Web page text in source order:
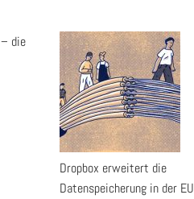
die
Dropbox erweitert die
Datenspeicherung in der EU